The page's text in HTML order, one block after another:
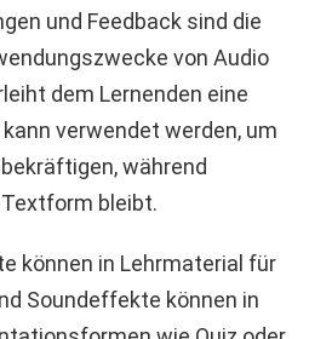
und Feedback sind die
von Audio
dem Lernenden eine
verwendet werden, um
während
bleibt.
können in Lehrmaterial für
Soundeffekte können in